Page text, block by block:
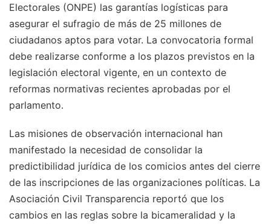
Electorales (ONPE) las garantías logísticas para
asegurar el sufragio de más de 25 millones de
ciudadanos aptos para votar. La convocatoria formal
debe realizarse conforme a los plazos previstos en la
legislación electoral vigente, en un contexto de
reformas normativas recientes aprobadas por el
parlamento.
Las misiones de observación internacional han
manifestado la necesidad de consolidar la
predictibilidad jurídica de los comicios antes del cierre
de las inscripciones de las organizaciones políticas. La
Asociación Civil Transparencia reportó que los
cambios en las reglas sobre la bicameralidad y la